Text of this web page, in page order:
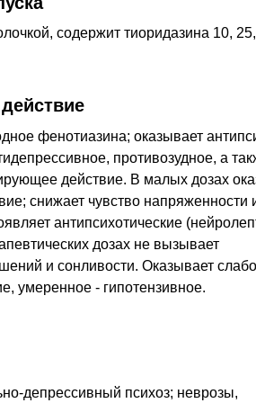
содержит тиоридазина 10,
фенотиазина; оказывает
противозудное, а
действие. В малых дозах
снижает чувство напряженности
антипсихотические
дозах не вызывает
и сонливости. Оказывает
умеренное - гипотензивное.
депрессивный психоз; неврозы,